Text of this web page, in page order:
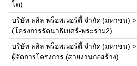
โด)
บริษัท ลลิล พร็อพเพอร์ตี้ จำกัด (มหาชน) >
(โครงการรัตนาธิเบศร์-พระราม2)
บริษัท ลลิล พร็อพเพอร์ตี้ จำกัด (มหาชน) >
ผู้จัดการโครงการ (สายงานก่อสร้าง)